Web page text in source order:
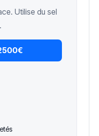
Utilise du sel